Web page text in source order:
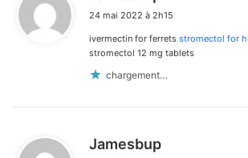
t
:
24 mai 2022 à 2h15
ivermectin for ferrets stromectol for
stromectol 12 mg tablets
chargement…
Jamesbup